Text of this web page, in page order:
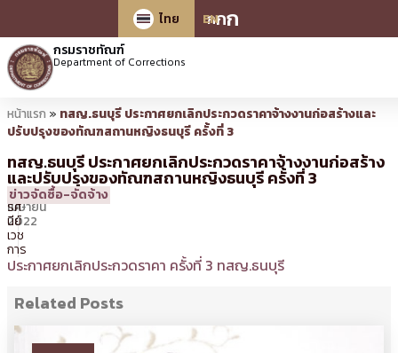
กกก
ไทย
EN
กรมราชทัณฑ์
Department of Corrections
หน้าแรก » ทสญ.ธนบุรี ประกาศยกเลิกประกวดราคาจ้างงานก่อสร้างและ
ปรับปรุงของทัณฑสถานหญิงธนบุรี ครั้งที่ 3
ทสญ.ธนบุรี ประกาศยกเลิกประกวดราคาจ้างงานก่อสร้าง
และปรับปรุงของทัณฑสถานหญิงธนบุรี ครั้งที่ 3
29
เมษายน
2022
16:05 น.
โดย
ทร
รศ
นีย์
เวช
การ
ข่าวจัดซื้อ-จัดจ้าง
ประกาศยกเลิกประกวดราคา ครั้งที่ 3 ทสญ.ธนบุรี
Related Posts